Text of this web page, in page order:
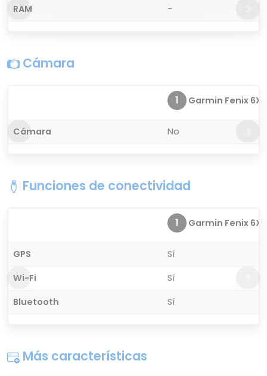
RAM -
Cámara
1 Garmin Fenix 6X
Cámara No
Funciones de conectividad
1 Garmin Fenix 6X
GPS
Sí
Wi-Fi
Sí
Bluetooth
Sí
Más características